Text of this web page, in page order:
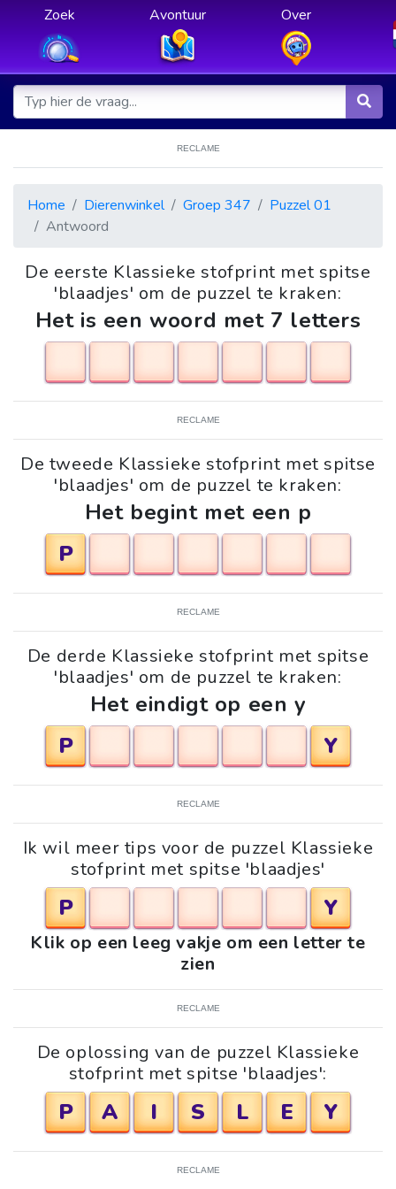
Zoek Avontuur Over
RECLAME
Home Dierenwinkel Groep 347
Puzzel 01
Antwoord
De eerste Klassieke stofprint met spitse
'blaadjes' om de puzzel te kraken:
Het is een woord met 7 letters
RECLAME
De tweede Klassieke stofprint met spitse
'blaadjes' om de puzzel te kraken:
Het begint met een p
P
RECLAME
De derde Klassieke stofprint met spitse
'blaadjes' om de puzzel te kraken:
Het eindigt op een y
P
Y
RECLAME
Ik wil meer tips voor de puzzel Klassieke
stofprint met spitse 'blaadjes'
P Y
Klik op een leeg vakje om een letter te
zien
RECLAME
De oplossing van de puzzel Klassieke
stofprint met spitse 'blaadjes':
P A I S L E Y
RECLAME